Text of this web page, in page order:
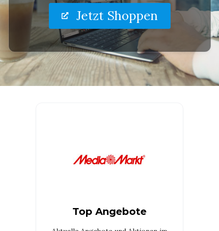
Jetzt Shoppen
Top Angebote